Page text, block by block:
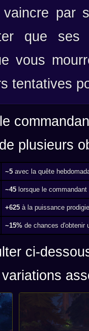
par
que
vous
tentatives
plusieurs
~5 avec la quête
~45lorsque le commandant
+625à la puissance
~15%de chances d'obtenir
ci-